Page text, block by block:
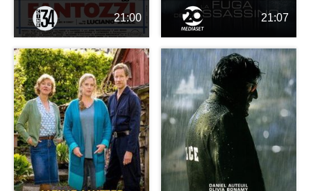
21:00 21:07